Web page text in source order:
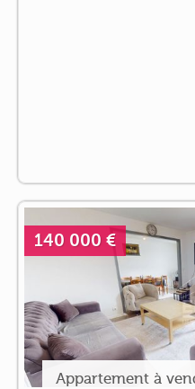
140 000 €
Appartement à